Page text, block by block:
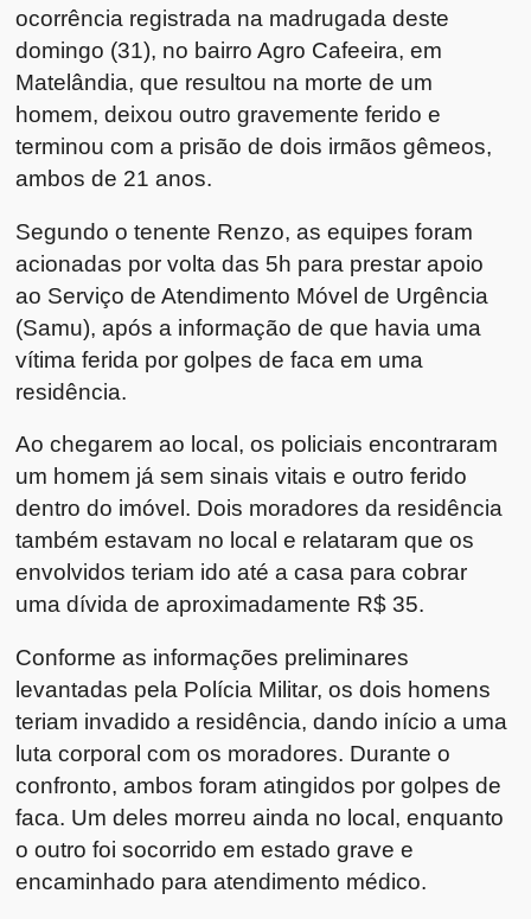
ocorrência registrada na madrugada deste
domingo (31), no bairro Agro Cafeeira, em
Matelândia, que resultou na morte de um
homem, deixou outro gravemente ferido e
terminou com a prisão de dois irmãos gêmeos,
ambos de 21 anos.
Segundo o tenente Renzo, as equipes foram
acionadas por volta das 5h para prestar apoio
ao Serviço de Atendimento Móvel de Urgência
(Samu), após a informação de que havia uma
vítima ferida por golpes de faca em uma
residência.
Ao chegarem ao local, os policiais encontraram
um homem já sem sinais vitais e outro ferido
dentro do imóvel. Dois moradores da residência
também estavam no local e relataram que os
envolvidos teriam ido até a casa para cobrar
uma dívida de aproximadamente R$ 35.
Conforme as informações preliminares
levantadas pela Polícia Militar, os dois homens
teriam invadido a residência, dando início a uma
luta corporal com os moradores. Durante o
confronto, ambos foram atingidos por golpes de
faca. Um deles morreu ainda no local, enquanto
o outro foi socorrido em estado grave e
encaminhado para atendimento médico.